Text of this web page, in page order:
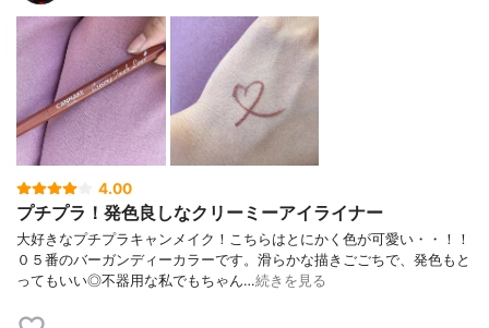
4.00
プチプラ！発色良しなクリーミーアイライナー
大好きなプチプラキャンメイク！こちらはとにかく色が可愛い・・！！
０５番のバーガンディーカラーです。滑らかな描きごごちで、発色もと
ってもいい◎不器用な私でもちゃん…続きを見る